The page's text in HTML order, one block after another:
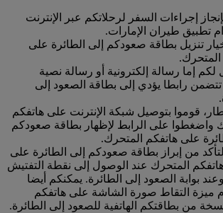
إجراءات السفر لرحلاتكم عبر الإنترنت
تطبيق طيران الإمارات.
تنزيل بطاقة صعودكم إلى الطائرة على
المتحرك.
إما رسالة إلكترونية أو رسالة نصية
رابطا يؤدي إلى بطاقة الصعود إلى
قوموا بتوصيل شبكة الإنترنت على هاتفكم
واضغطوا على الرابط لإظهار بطاقة صعودكم
على هاتفكم المتحرك.
من إبراز بطاقة صعودكم إلى الطائرة على
المتحرك عند الوصول إلى نقطة التفتيش
وعند بوابة الصعود إلى الطائرة. يمكنكم أيضا
ميزة التقاط صورة الشاشة على هاتفكم
من بطاقتكم الهاتفية للصعود إلى الطائرة.